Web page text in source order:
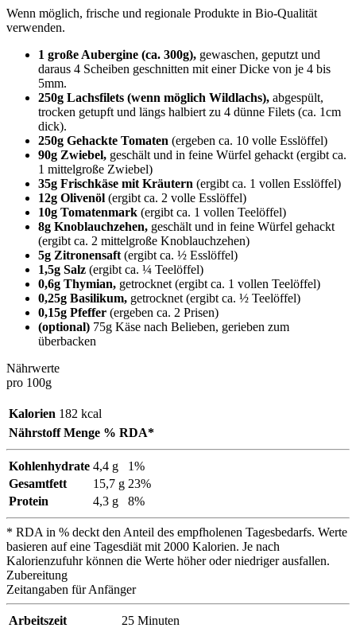
Wenn möglich, frische und regionale Produkte in Bio-Qualität
verwenden.
1 große Aubergine (ca. 300g), gewaschen, geputzt und
daraus 4 Scheiben geschnitten mit einer Dicke von je 4 bis
5mm.
250g Lachsfilets (wenn möglich Wildlachs), abgespült,
trocken getupft und längs halbiert zu 4 dünne Filets (ca. 1cm
dick).
250g Gehackte Tomaten (ergeben ca. 10 volle Esslöffel)
90g Zwiebel, geschält und in feine Würfel gehackt (ergibt ca.
1 mittelgroße Zwiebel)
35g Frischkäse mit Kräutern (ergibt ca. 1 vollen Esslöffel)
12g Olivenöl (ergibt ca. 2 volle Esslöffel)
10g Tomatenmark (ergibt ca. 1 vollen Teelöffel)
8g Knoblauchzehen, geschält und in feine Würfel gehackt
(ergibt ca. 2 mittelgroße Knoblauchzehen)
5g Zitronensaft (ergibt ca. ½ Esslöffel)
1,5g Salz (ergibt ca. ¼ Teelöffel)
0,6g Thymian, getrocknet (ergibt ca. 1 vollen Teelöffel)
0,25g Basilikum, getrocknet (ergibt ca. ½ Teelöffel)
0,15g Pfeffer (ergeben ca. 2 Prisen)
(optional) 75g Käse nach Belieben, gerieben zum
überbacken
Nährwerte
pro 100g
Kalorien 182 kcal
Nährstoff Menge % RDA*
Kohlenhydrate 4,4 g
1%
Gesamtfett
15,7 g 23%
Protein
4,3 g 8%
* RDA in % deckt den Anteil des empfholenen Tagesbedarfs. Werte
basieren auf eine Tagesdiät mit 2000 Kalorien. Je nach
Kalorienzufuhr können die Werte höher oder niedriger ausfallen.
Zubereitung
Zeitangaben für Anfänger
Arbeitszeit 25 Minuten